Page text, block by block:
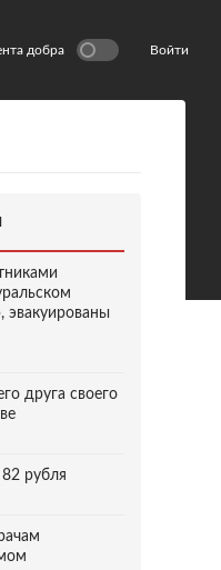
добра Войти
эвакуированы
друга своего
рубля